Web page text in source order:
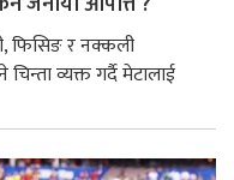
फिसिङ र नक्कली
व्यक्त गर्दै मेटालाई